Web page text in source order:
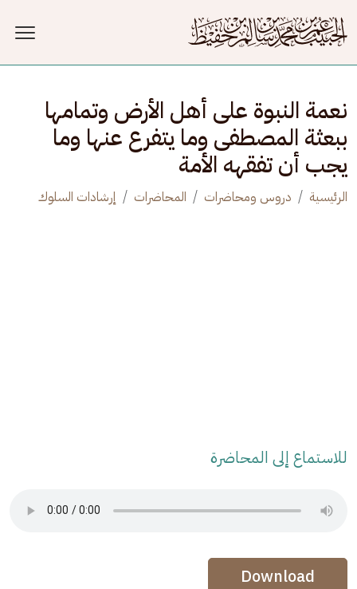
نعمة النبوة على أهل الأرض وتمامها
ببعثة المصطفى وما يتفرع عنها وما
يجب أن تفقهه الأمة
الرئيسية دروس ومحاضرات المحاضرات إرشادات السلوك
للاستماع إلى المحاضرة
Audio Stream
Audio Stream
Download